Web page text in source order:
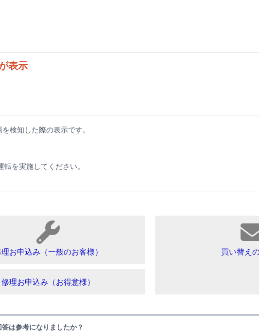
表示
検知した際の表示です。
を実施してください。
お申込み（一般のお客様）
修理お申込み（お得意様）
買い替え
は参考になりましたか？